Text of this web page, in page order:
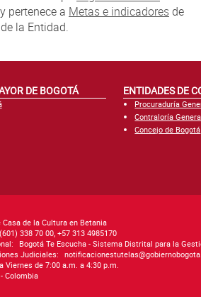
y pertenece a Metas e indicadoresde
la Entidad.
DE BOGOTÁ ENTIDADES DE
Procuraduría
Contraloría
Concejo de Bogotá
Casa de la Cultura en Betania
338 70 00, +57 313 4985170
Bogotá Te Escucha - Sistema Distrital para la
Judiciales:
Viernes de 7:00 a.m. a 4:30 p.m.
Colombia